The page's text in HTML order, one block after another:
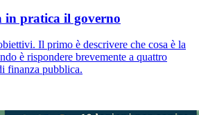
in pratica il governo
Il primo è descrivere che cosa è la
è rispondere brevemente a quattro
finanza pubblica.